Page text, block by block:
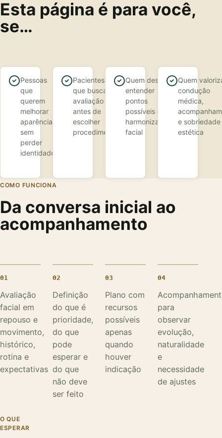
Esta página é para você,
se…
Pessoas
que
querem
melhorar
aparência
sem
perder
identidade
Pacientes
que buscam
avaliação
antes de
escolher
procedimento
Quem deseja
entender
pontos
possíveis de
harmonização
facial
Quem
condução
médica,
e sobriedade
estética
COMO FUNCIONA
Da conversa inicial ao
acompanhamento
01
Avaliação
facial em
repouso e
movimento,
histórico,
rotina e
expectativas
02
Definição
do que é
prioridade,
do que
pode
esperar e
do que
não deve
ser feito
03
Plano com
recursos
possíveis
apenas
quando
houver
indicação
04
para
observar
evolução,
naturalidade
e
necessidade
de ajustes
O QUE
ESPERAR